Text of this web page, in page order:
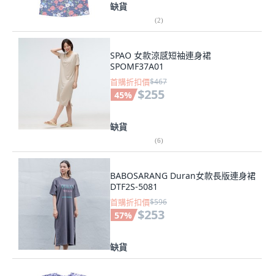
缺貨
(2)
SPAO 女款涼感短袖連身裙
SPOMF37A01
首購折扣價$467
45% $255
缺貨
(6)
BABOSARANG Duran女款長版連身裙
DTF2S-5081
首購折扣價$596
57% $253
缺貨